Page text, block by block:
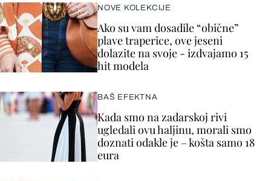
NOVE KOLEKCIJE
Ako su vam dosadile “obične”
plave traperice, ove jeseni
dolazite na svoje - izdvajamo 15
hit modela
BAŠ EFEKTNA
Kada smo na zadarskoj rivi
ugledali ovu haljinu, morali smo
doznati odakle je – košta samo 18
eura